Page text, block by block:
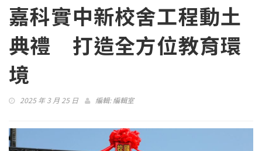
嘉科實中新校舍工程動土
典禮 打造全方位教育環
境
2025 年 3 月 25 日 編輯:編輯室